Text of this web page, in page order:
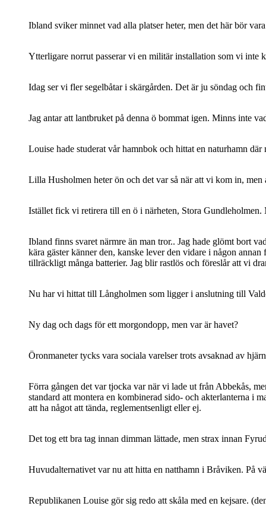
Ibland sviker minnet vad alla platser heter, men det här bör
Ytterligare norrut passerar vi en militär installation som vi inte
Idag ser vi fler segelbåtar i skärgården. Det är ju söndag och
Jag antar att lantbruket på denna ö bommat igen. Minns inte
Louise hade studerat vår hamnbok och hittat en naturhamn
Lilla Husholmen heter ön och det var så när att vi kom in,
Istället fick vi retirera till en ö i närheten, Stora
Ibland finns svaret närmre än man tror.. Jag hade glömt bort
kära gäster känner den, kanske lever den vidare i någon
tillräckligt många batterier. Jag blir rastlös och föreslår att vi
Nu har vi hittat till Långholmen som ligger i anslutning till
Ny dag och dags för ett morgondopp, men var är havet?
Öronmaneter tycks vara sociala varelser trots avsaknad av
Förra gången det var tjocka var när vi lade ut från Abbekås,
standard att montera en kombinerad sido- och akterlanterna i
att ha något att tända, reglementsenligt eller ej.
Det tog ett bra tag innan dimman lättade, men strax innan
Huvudalternativet var nu att hitta en natthamn i Bråviken. På
Republikanen Louise gör sig redo att skåla med en kejsare.